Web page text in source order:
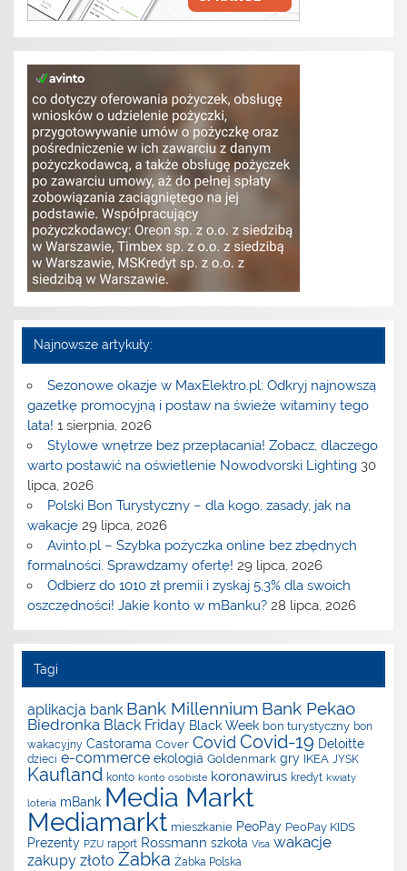
Najnowsze artykuły:
Sezonowe okazje w MaxElektro.pl: Odkryj najnowszą
gazetkę promocyjną i postaw na świeże witaminy tego
lata! 1 sierpnia, 2026
Stylowe wnętrze bez przepłacania! Zobacz, dlaczego
warto postawić na oświetlenie Nowodvorski Lighting 30
lipca, 2026
Polski Bon Turystyczny – dla kogo, zasady, jak na
wakacje 29 lipca, 2026
Avinto.pl – Szybka pożyczka online bez zbędnych
formalności. Sprawdzamy ofertę! 29 lipca, 2026
Odbierz do 1010 zł premii i zyskaj 5,3% dla swoich
oszczędności! Jakie konto w mBanku? 28 lipca, 2026
Tagi
aplikacja bank Bank Millennium Bank Pekao
Biedronka Black Friday Black Week bon turystyczny bon
wakacyjny Castorama Cover Covid Covid-19 Deloitte
dzieci e-commerce ekologia Goldenmark gry IKEA JYSK
Kaufland konto konto osobiste koronawirus kredyt kwiaty
loteria mBank Media Markt
Mediamarkt mieszkanie PeoPay PeoPay KIDS
Prezenty PZU raport Rossmann szkoła Visa wakacje
zakupy złoto Żabka Żabka Polska